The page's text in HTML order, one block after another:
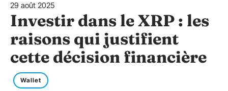
29 août 2025
Investir dans le XRP : les
raisons qui justifient
cette décision financière
Wallet